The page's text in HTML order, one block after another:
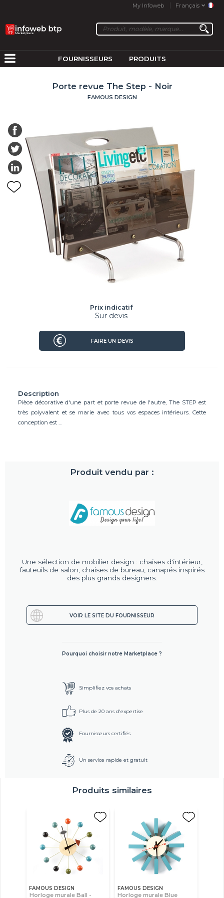
My Infoweb Français
FOURNISSEURS PRODUITS
Porte revue The Step - Noir
FAMOUS DESIGN
Description
Pièce décorative d'une part et porte revue de l'autre, The STEP est
très polyvalent et se marie avec tous vos espaces intérieurs. Cette
conception est ...
Produit vendu par :
Une sélection de mobilier design : chaises d'intérieur,
fauteuils de salon, chaises de bureau, canapés inspirés
des plus grands designers.
Prix indicatif
Sur devis
VOIR LE SITE DU FOURNISSEUR
FAIRE UN DEVIS
Pourquoi choisir notre Marketplace ?
Simplifiez vos achats
Plus de 20 ans d'expertise
Fournisseurs certifiés
Un service rapide et gratuit
Produits similaires
FAMOUS DESIGN
Horloge murale Ball -
FAMOUS DESIGN
Horloge murale Blue